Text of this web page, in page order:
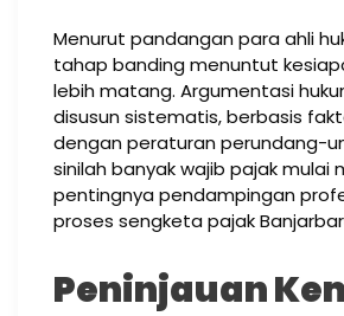
Menurut pandangan para ahli
tahap banding menuntut
lebih matang. Argumentasi
disusun sistematis, berbasis
dengan peraturan perundang-
sinilah banyak wajib pajak mulai
pentingnya pendampingan
proses sengketa pajak
Peninjauan